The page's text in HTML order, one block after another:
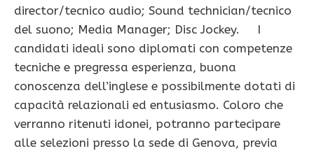
director/tecnico audio; Sound technician/tecnico
del suono; Media Manager; Disc Jockey. I
candidati ideali sono diplomati con competenze
tecniche e pregressa esperienza, buona
conoscenza dell’inglese e possibilmente dotati di
capacità relazionali ed entusiasmo. Coloro che
verranno ritenuti idonei, potranno partecipare
alle selezioni presso la sede di Genova, previa